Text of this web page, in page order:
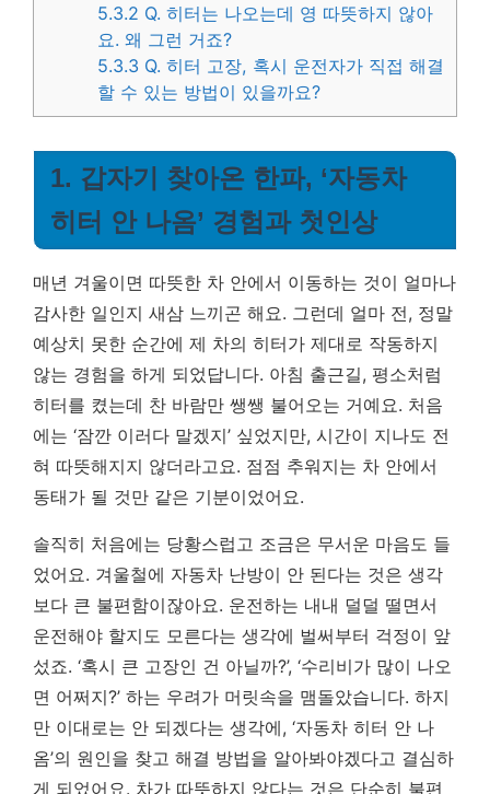
5.3.2 Q. 히터는 나오는데 영 따뜻하지 않아
요. 왜 그런 거죠?
5.3.3 Q. 히터 고장, 혹시 운전자가 직접 해결
할 수 있는 방법이 있을까요?
1. 갑자기 찾아온 한파, ‘자동차
히터 안 나옴’ 경험과 첫인상
매년 겨울이면 따뜻한 차 안에서 이동하는 것이 얼마나
감사한 일인지 새삼 느끼곤 해요. 그런데 얼마 전, 정말
예상치 못한 순간에 제 차의 히터가 제대로 작동하지
않는 경험을 하게 되었답니다. 아침 출근길, 평소처럼
히터를 켰는데 찬 바람만 쌩쌩 불어오는 거예요. 처음
에는 ‘잠깐 이러다 말겠지’ 싶었지만, 시간이 지나도 전
혀 따뜻해지지 않더라고요. 점점 추워지는 차 안에서
동태가 될 것만 같은 기분이었어요.
솔직히 처음에는 당황스럽고 조금은 무서운 마음도 들
었어요. 겨울철에 자동차 난방이 안 된다는 것은 생각
보다 큰 불편함이잖아요. 운전하는 내내 덜덜 떨면서
운전해야 할지도 모른다는 생각에 벌써부터 걱정이 앞
섰죠. ‘혹시 큰 고장인 건 아닐까?’, ‘수리비가 많이 나오
면 어쩌지?’ 하는 우려가 머릿속을 맴돌았습니다. 하지
만 이대로는 안 되겠다는 생각에, ‘자동차 히터 안 나
옴’의 원인을 찾고 해결 방법을 알아봐야겠다고 결심하
게 되었어요. 차가 따뜻하지 않다는 것은 단순히 불편